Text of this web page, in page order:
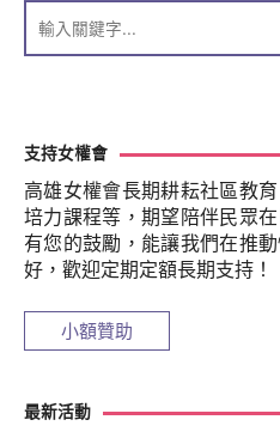
支持女權會
高雄女權會長期耕耘社區教
培力課程等，期望陪伴民眾
有您的鼓勵，能讓我們在推
好，歡迎定期定額長期支持！
小額贊助
最新活動